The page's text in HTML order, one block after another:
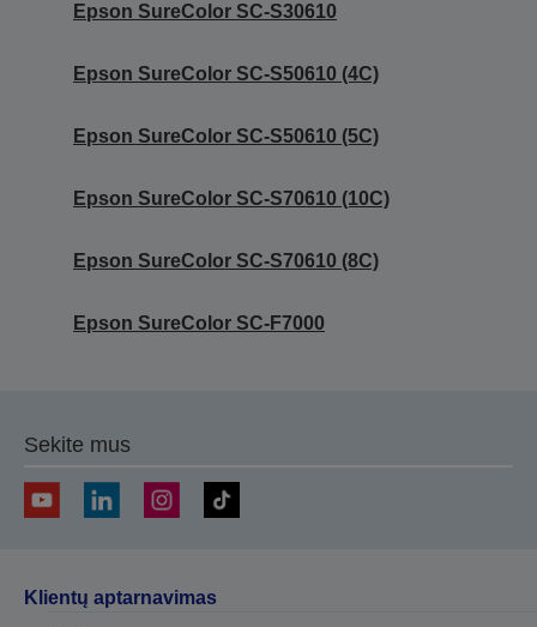
Epson SureColor SC-S30610
Epson SureColor SC-S50610 (4C)
Epson SureColor SC-S50610 (5C)
Epson SureColor SC-S70610 (10C)
Epson SureColor SC-S70610 (8C)
Epson SureColor SC-F7000
Sekite mus
Klientų aptarnavimas